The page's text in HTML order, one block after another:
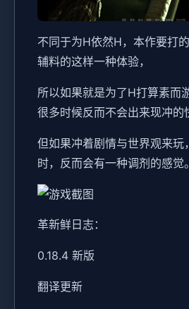
不同于为H依然H，本作要打
辅料的这样一种体验，
所以如果就是为了H打算素而
很多时候反而不会出来现冲的
但如果冲着剧情与世界观来玩
时，反而会有一种调剂的感觉。
革新鲜日志：
0.18.4 新版
翻译更新